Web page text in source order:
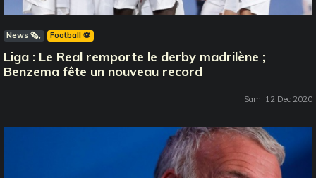
News 🗞️ Football ⚽️
Liga : Le Real remporte le derby madrilène ;
Benzema fête un nouveau record
Sam, 12 Dec 2020